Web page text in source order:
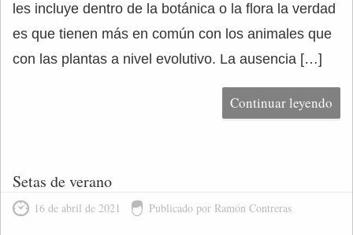
les incluye dentro de la botánica o la flora la verdad
es que tienen más en común con los animales que
con las plantas a nivel evolutivo. La ausencia […]
Continuar leyendo
Setas de verano
16 de abril de 2021 Publicado por Ramón Contreras